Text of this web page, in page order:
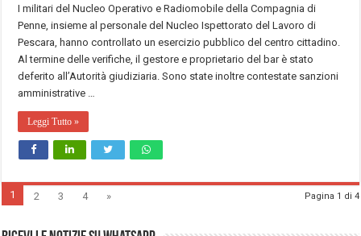
I militari del Nucleo Operativo e Radiomobile della Compagnia di
Penne, insieme al personale del Nucleo Ispettorato del Lavoro di
Pescara, hanno controllato un esercizio pubblico del centro cittadino.
Al termine delle verifiche, il gestore e proprietario del bar è stato
deferito all’Autorità giudiziaria. Sono state inoltre contestate sanzioni
amministrative …
Leggi Tutto »
Pagina 1 di 4
1 2 3 4 »